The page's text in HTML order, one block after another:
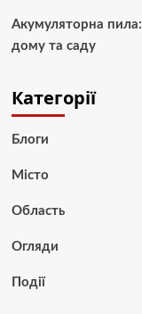
Акумуляторна
дому та саду
Категорії
Блоги
Місто
Область
Огляди
Події